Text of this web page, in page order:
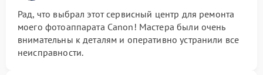
Рад, что выбрал этот сервисный центр для ремонта
моего фотоаппарата Canon! Мастера были очень
внимательны к деталям и оперативно устранили все
неисправности.